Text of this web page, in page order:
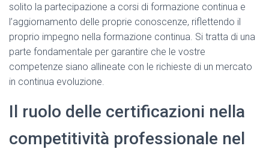
solito la partecipazione a corsi di formazione continua e
l’aggiornamento delle proprie conoscenze, riflettendo il
proprio impegno nella formazione continua. Si tratta di una
parte fondamentale per garantire che le vostre
competenze siano allineate con le richieste di un mercato
in continua evoluzione.
Il ruolo delle certificazioni nella
competitività professionale nel